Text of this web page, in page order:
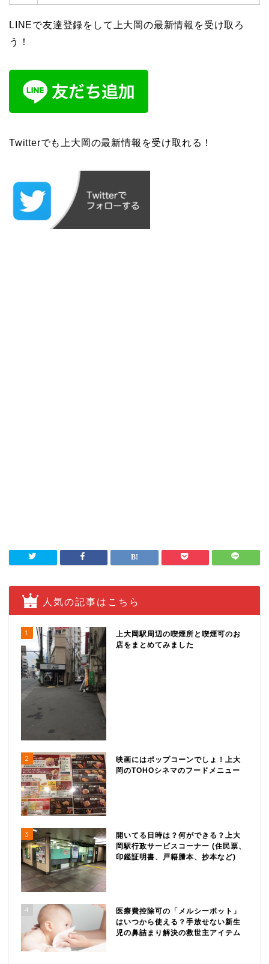
LINEで友達登録をして上大岡の最新情報を受け取ろ
う！
Twitterでも上大岡の最新情報を受け取れる！
人気の記事はこちら
1
上大岡駅周辺の喫煙所と喫煙可のお
店をまとめてみました
2
映画にはポップコーンでしょ！上大
岡のTOHOシネマのフードメニュー
3
開いてる日時は？何ができる？上大
岡駅行政サービスコーナー (住民票、
印鑑証明書、戸籍謄本、抄本など)
4
医療費控除可の「メルシーポット」
はいつから使える？手放せない新生
児の鼻詰まり解決の救世主アイテム